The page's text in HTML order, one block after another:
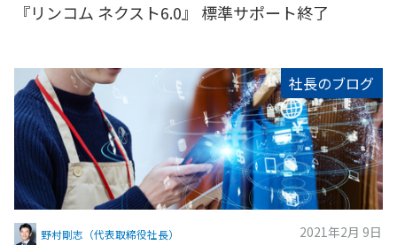
『リンコム ネクスト6.0』 標準サポート終了
社長のブログ
野村剛志（代表取締役社長） 2021年2月 9日